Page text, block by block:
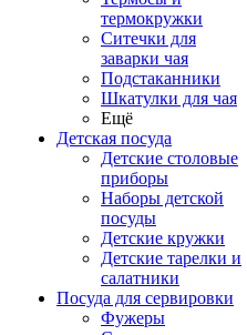
термокружки
Ситечки для
заварки чая
Подстаканники
Шкатулки для чая
Ещё
Детская посуда
Детские столовые
приборы
Наборы детской
посуды
Детские кружки
Детские тарелки и
салатники
Посуда для сервировки
Фужеры